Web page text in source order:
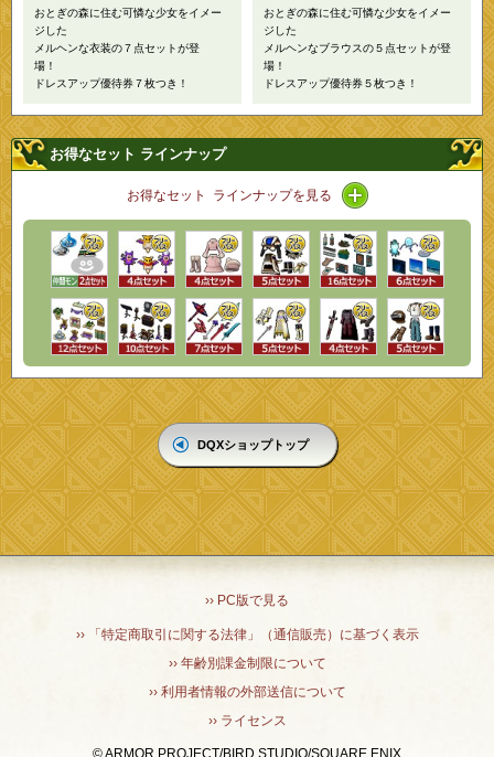
おとぎの森に住む可憐な少女をイメー
ジした
メルヘンな衣装の７点セットが登
場！
ドレスアップ優待券７枚つき！
おとぎの森に住む可憐な少女をイメー
ジした
メルヘンなブラウスの５点セットが登
場！
ドレスアップ優待券５枚つき！
お得なセット ラインナップ
お得なセット ラインナップを見る アイコン / ラインナ
DQXショップトップ
›› PC版で見る
›› 「特定商取引に関する法律」（通信販売）に基づく表示
›› 年齢別課金制限について
›› 利用者情報の外部送信について
›› ライセンス
© ARMOR PROJECT/BIRD STUDIO/SQUARE ENIX